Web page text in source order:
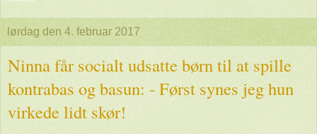
lørdag den 4. februar 2017
Ninna får socialt udsatte børn til at spille
kontrabas og basun: - Først synes jeg hun
virkede lidt skør!